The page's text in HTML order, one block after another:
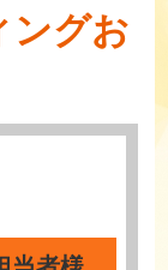
ングお